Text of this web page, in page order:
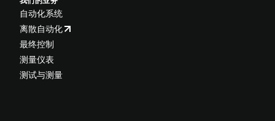
自动化系统
离散自动化
最终控制
测量仪表
测试与测量